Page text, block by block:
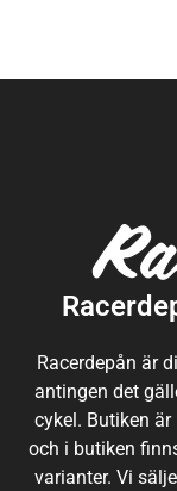
Racerdepån är
antingen det
cykel. Butiken
och i butiken
varianter. Vi